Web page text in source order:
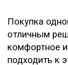
Покупка
отличным
комфортное
подходить к